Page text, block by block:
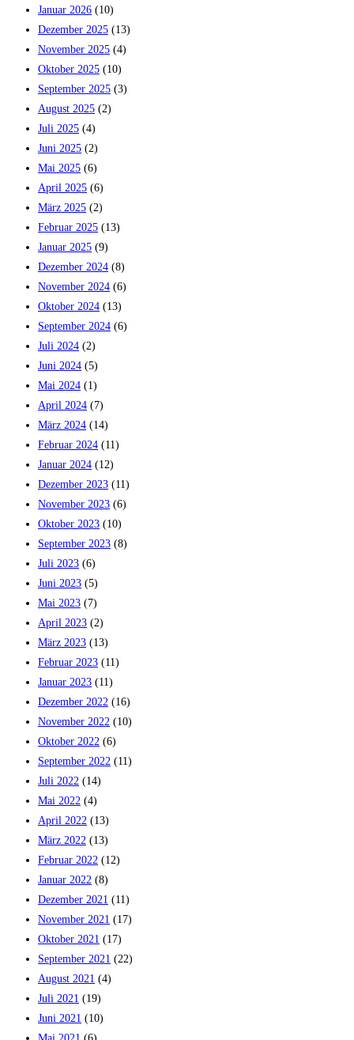
Januar 2026 (10)
Dezember 2025 (13)
November 2025 (4)
Oktober 2025 (10)
September 2025 (3)
August 2025 (2)
Juli 2025 (4)
Juni 2025 (2)
Mai 2025 (6)
April 2025 (6)
März 2025 (2)
Februar 2025 (13)
Januar 2025 (9)
Dezember 2024 (8)
November 2024 (6)
Oktober 2024 (13)
September 2024 (6)
Juli 2024 (2)
Juni 2024 (5)
Mai 2024 (1)
April 2024 (7)
März 2024 (14)
Februar 2024 (11)
Januar 2024 (12)
Dezember 2023 (11)
November 2023 (6)
Oktober 2023 (10)
September 2023 (8)
Juli 2023 (6)
Juni 2023 (5)
Mai 2023 (7)
April 2023 (2)
März 2023 (13)
Februar 2023 (11)
Januar 2023 (11)
Dezember 2022 (16)
November 2022 (10)
Oktober 2022 (6)
September 2022 (11)
Juli 2022 (14)
Mai 2022 (4)
April 2022 (13)
März 2022 (13)
Februar 2022 (12)
Januar 2022 (8)
Dezember 2021 (11)
November 2021 (17)
Oktober 2021 (17)
September 2021 (22)
August 2021 (4)
Juli 2021 (19)
Juni 2021 (10)